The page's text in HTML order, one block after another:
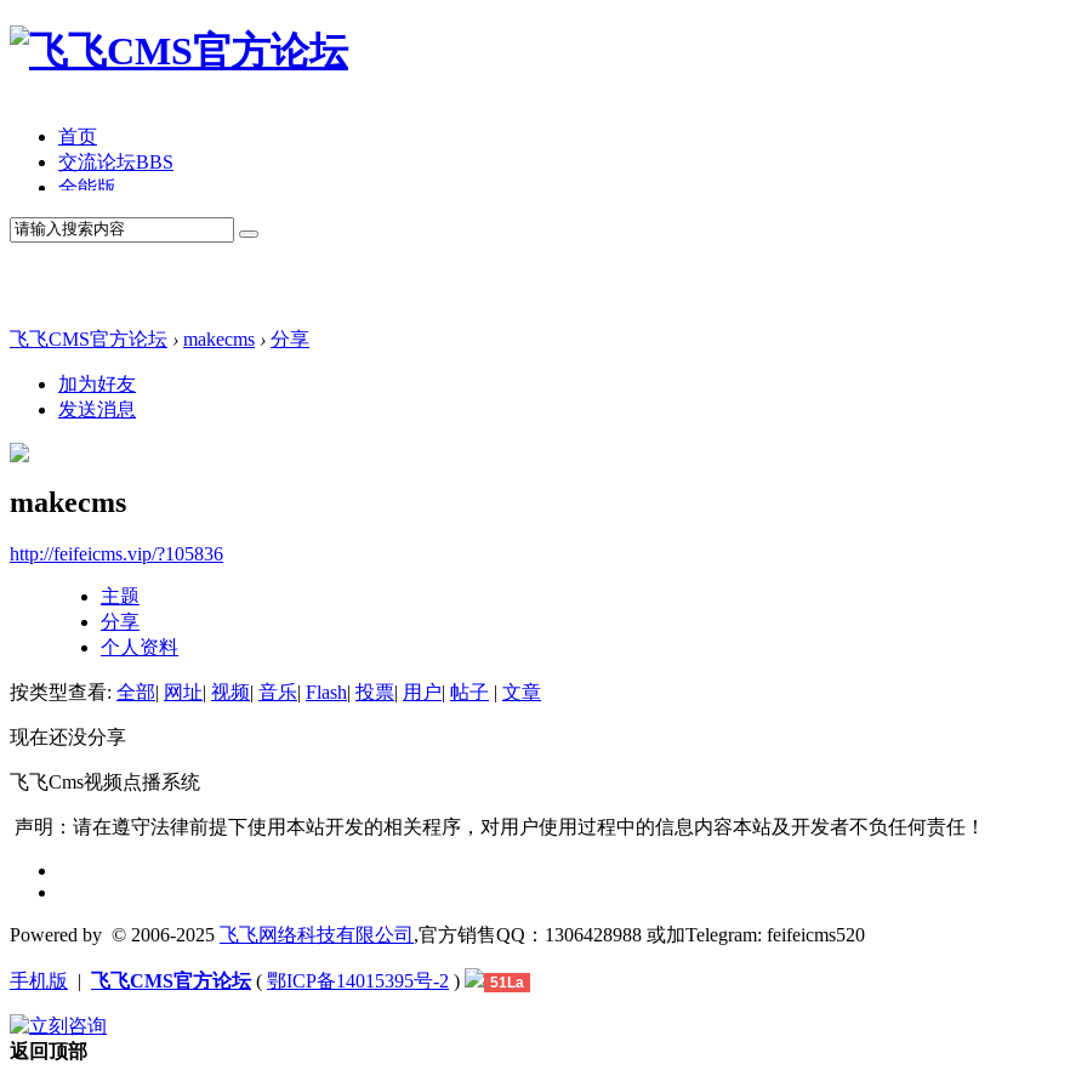
首页
交流论坛BBS
全能版
TV版
产品价格
飞飞CMS官方论坛 › makecms › 分享
加为好友
发送消息
makecms
http://feifeicms.vip/?105836
主题
分享
个人资料
按类型查看: 全部| 网址| 视频| 音乐| Flash| 投票| 用户| 帖子 | 文章
现在还没分享
飞飞Cms视频点播系统
声明：请在遵守法律前提下使用本站开发的相关程序，对用户使用过程中的信息内容本站及开发者不负任何责任！
Powered by © 2006-2025 飞飞网络科技有限公司 ,官方销售QQ：1306428988 或加Telegram: feifeicms520
手机版 | 飞飞CMS官方论坛( 鄂ICP备14015395号-2 ) 51La
返回顶部